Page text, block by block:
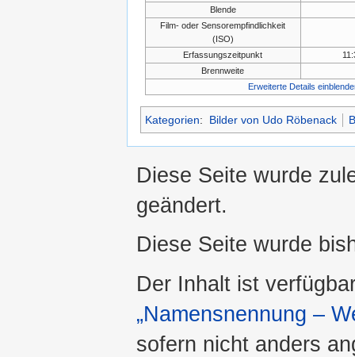
Blende
Film- oder Sensorempfindlichkeit
(ISO)
Erfassungszeitpunkt
Brennweite
Erweiterte Details
Kategorien: Bilder von Udo Röbenack
Diese Seite wurde
geändert.
Diese Seite wurde
Der Inhalt ist
„Namensnennung –
sofern nicht anders